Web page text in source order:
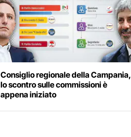
Consiglio regionale della Campania,
lo scontro sulle commissioni è
appena iniziato